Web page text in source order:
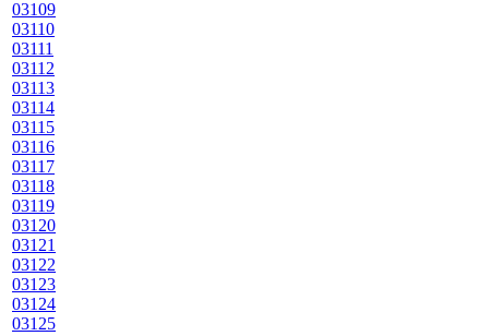
03109
03110
03111
03112
03113
03114
03115
03116
03117
03118
03119
03120
03121
03122
03123
03124
03125